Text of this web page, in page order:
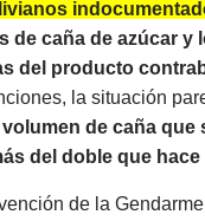
de caña de azúcar y
del producto
la situación
volumen de caña que
del doble que
de la